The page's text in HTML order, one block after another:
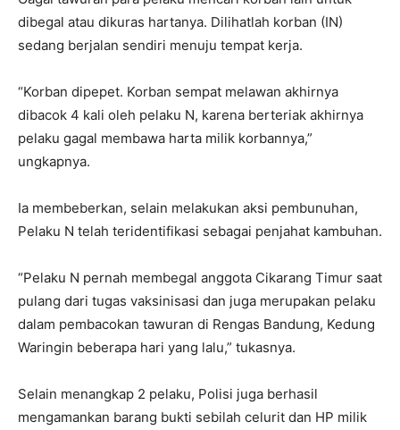
dibegal atau dikuras hartanya. Dilihatlah korban (IN)
sedang berjalan sendiri menuju tempat kerja.
“Korban dipepet. Korban sempat melawan akhirnya
dibacok 4 kali oleh pelaku N, karena berteriak akhirnya
pelaku gagal membawa harta milik korbannya,”
ungkapnya.
Ia membeberkan, selain melakukan aksi pembunuhan,
Pelaku N telah teridentifikasi sebagai penjahat kambuhan.
“Pelaku N pernah membegal anggota Cikarang Timur saat
pulang dari tugas vaksinisasi dan juga merupakan pelaku
dalam pembacokan tawuran di Rengas Bandung, Kedung
Waringin beberapa hari yang lalu,” tukasnya.
Selain menangkap 2 pelaku, Polisi juga berhasil
mengamankan barang bukti sebilah celurit dan HP milik